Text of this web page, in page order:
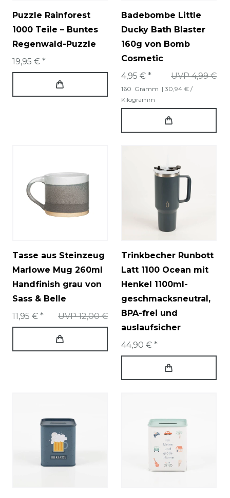
Puzzle Rainforest
1000 Teile – Buntes
Regenwald-Puzzle
19,95 € *
Badebombe Little
Ducky Bath Blaster
160g von Bomb
Cosmetic
UVP 4,99 €
4,95 € *
160 Gramm | 30,94 € /
Kilogramm
Tasse aus Steinzeug
Marlowe Mug 260ml
Handfinish grau von
Sass & Belle
UVP 12,00 €
11,95 € *
Trinkbecher Runbott
Latt 1100 Ocean mit
Henkel 1100ml-
geschmacksneutral,
BPA-frei und
auslaufsicher
44,90 € *